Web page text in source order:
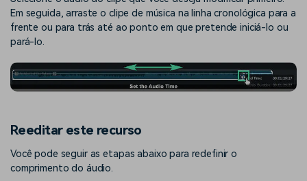
Em seguida, arraste o clipe de música na linha cronológica para a
frente ou para trás até ao ponto em que pretende iniciá-lo ou
pará-lo.
Reeditar este recurso
Você pode seguir as etapas abaixo para redefinir o
comprimento do áudio.